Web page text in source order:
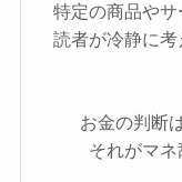
特定の商品やサ
読者が冷静に
お金の判断
それがマネ